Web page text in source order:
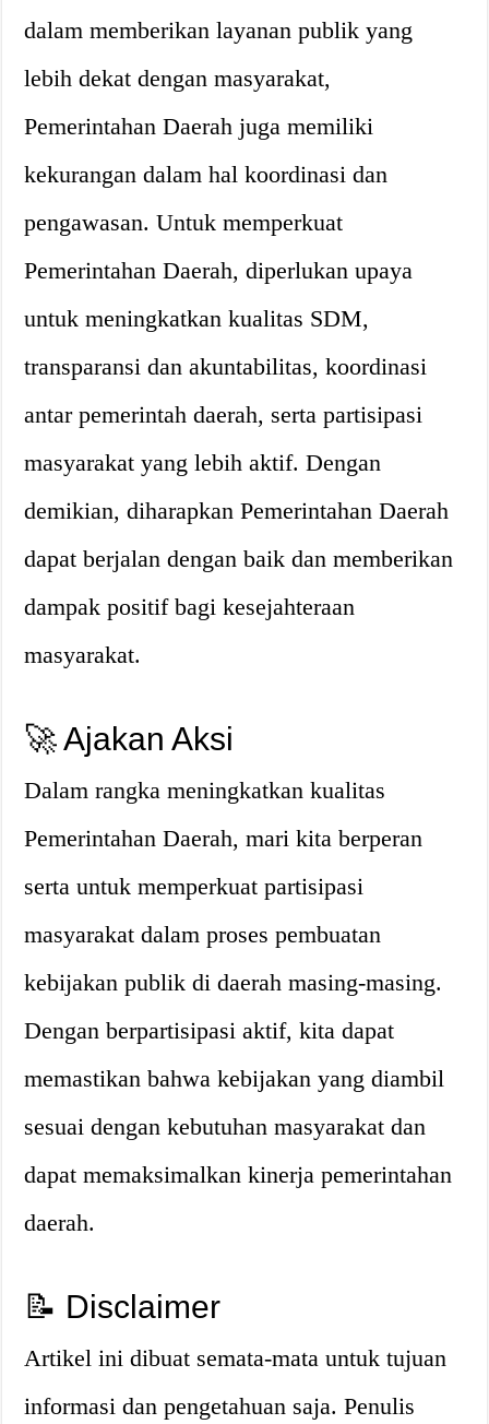
dalam memberikan layanan publik yang
lebih dekat dengan masyarakat,
Pemerintahan Daerah juga memiliki
kekurangan dalam hal koordinasi dan
pengawasan. Untuk memperkuat
Pemerintahan Daerah, diperlukan upaya
untuk meningkatkan kualitas SDM,
transparansi dan akuntabilitas, koordinasi
antar pemerintah daerah, serta partisipasi
masyarakat yang lebih aktif. Dengan
demikian, diharapkan Pemerintahan Daerah
dapat berjalan dengan baik dan memberikan
dampak positif bagi kesejahteraan
masyarakat.
🚀 Ajakan Aksi
Dalam rangka meningkatkan kualitas
Pemerintahan Daerah, mari kita berperan
serta untuk memperkuat partisipasi
masyarakat dalam proses pembuatan
kebijakan publik di daerah masing-masing.
Dengan berpartisipasi aktif, kita dapat
memastikan bahwa kebijakan yang diambil
sesuai dengan kebutuhan masyarakat dan
dapat memaksimalkan kinerja pemerintahan
daerah.
📝 Disclaimer
Artikel ini dibuat semata-mata untuk tujuan
informasi dan pengetahuan saja. Penulis